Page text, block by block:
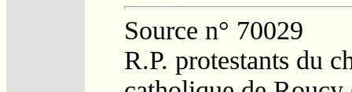
Source n° 70029
R.P. protestants du